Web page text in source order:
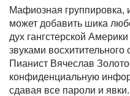
Мафиозная группировка,
может добавить шика
дух гангстерской
звуками восхитительного
Пианист Вячеслав
конфиденциальную
сдавая все пароли и явки.